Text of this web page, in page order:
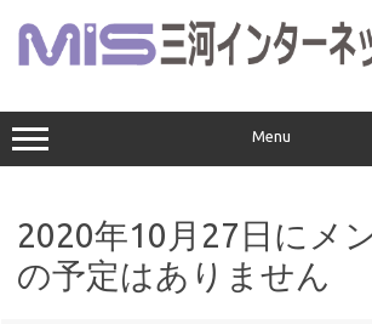
ス
キ
ッ
Menu
2020年10月27日にメ
の予定はありません